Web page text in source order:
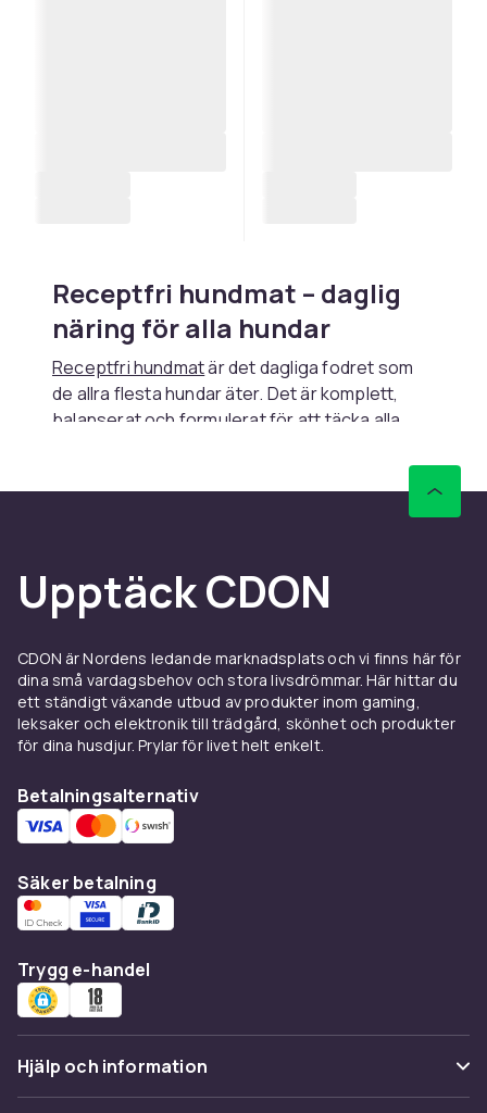
Receptfri hundmat – daglig
näring för alla hundar
Receptfri hundmatär det dagliga fodret som
de allra flesta hundar äter. Det är komplett,
balanserat och formulerat för att täcka alla
veterinärrecept. Hos CDON hittar du ett stort
utbud av receptfria hundfoder från ledande
märken – allt från ekonomiska vardagsfoder till
ingredienser och högt köttinnehåll. Välj den
sort som passar din hunds ålder, storlek och
Vad skiljer olika kvaliteter åt?
Ingredienslistan avslöjar mycket om fodrets
kvalitet. Premiumfoder listar oftast en specifik
exempelvis "färsk kyckling" eller "lammkött",
och undviker generiska termer som "kött- och
benmjöl". Högkvalitativt foder innehåller även
fullkorn, grönsaker och hälsosamma fetter
som laxolja rik på omega-3. Billigare alternativ
kan innehålla mer spannmål och fyllnadsmedel
grundläggande näringsbehov. Spannmålsfria
alternativ finns för hundar med känslig mage
Anpassa efter hundens
Upptäck CDON
CDON är Nordens ledande marknadsplats och vi finns här för
dina små vardagsbehov och stora livsdrömmar. Här hittar du
ett ständigt växande utbud av produkter inom gaming,
leksaker och elektronik till trädgård, skönhet och produkter
för dina husdjur. Prylar för livet helt enkelt.
Betalningsalternativ
Säker betalning
Trygg e-handel
Hjälp och information